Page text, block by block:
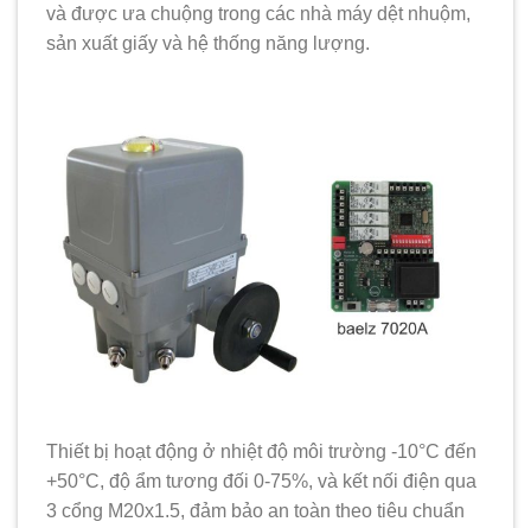
và được ưa chuộng trong các nhà máy dệt nhuộm,
sản xuất giấy và hệ thống năng lượng.
Thiết bị hoạt động ở nhiệt độ môi trường -10°C đến
+50°C, độ ẩm tương đối 0-75%, và kết nối điện qua
3 cổng M20x1.5, đảm bảo an toàn theo tiêu chuẩn